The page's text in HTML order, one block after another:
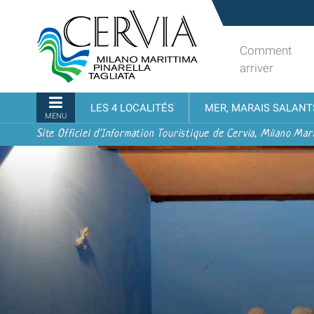
contenu.
à
navigation
turistico
ufficiale
Cervia,
Milano
Marittima,
Pinarella,
Tagliata
Comment
arriver
Navigation
MENU
LES 4 LOCALITÉS MER, MARAIS
Site Officiel d'Information Touristique de Cervia, Milano